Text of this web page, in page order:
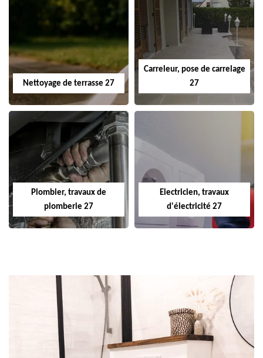
Nettoyage de terrasse 27
Carreleur, pose de carrelage
27
Plombier, travaux de
plomberie 27
Electricien, travaux
d'électricité 27